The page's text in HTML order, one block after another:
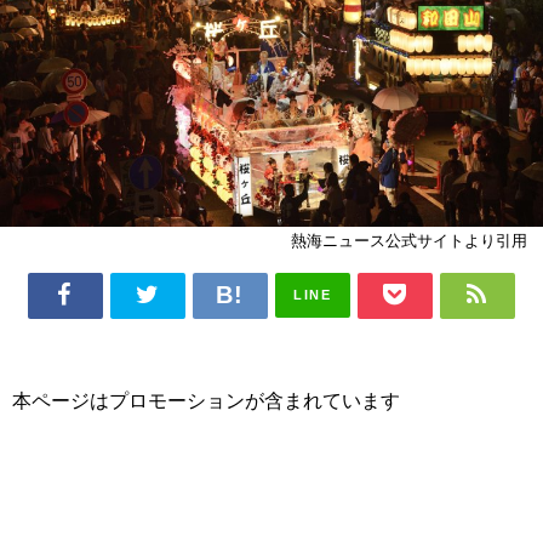
熱海ニュース公式サイトより引用
LINE
本ページはプロモーションが含まれています